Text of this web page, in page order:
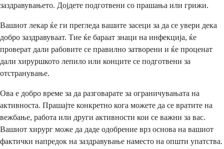
заздравувањето. Дојдете подготвени со прашања или грижи.
Вашиот лекар ќе ги прегледа вашите засеци за да се увери дека
добро заздравуваат. Тие ќе бараат знаци на инфекција, ќе
проверат дали рабовите се правилно затворени и ќе проценат
дали хируршкото лепило или конците се подготвени за
отстранување.
Ова е добро време за да разговарате за ограничувањата на
активноста. Прашајте конкретно кога можете да се вратите на
вежбање, работа или други активности кои се важни за вас.
Вашиот хирург може да даде одобрение врз основа на вашиот
фактички напредок на заздравување наместо на општи упатства.